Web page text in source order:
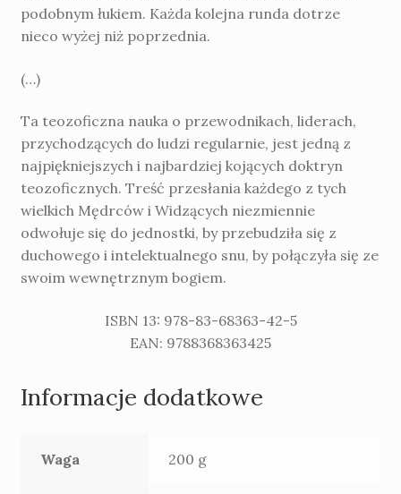
podobnym łukiem. Każda kolejna runda dotrze
nieco wyżej niż poprzednia.
(…)
Ta teozoficzna nauka o przewodnikach, liderach,
przychodzących do ludzi regularnie, jest jedną z
najpiękniejszych i najbardziej kojących doktryn
teozoficznych. Treść przesłania każdego z tych
wielkich Mędrców i Widzących niezmiennie
odwołuje się do jednostki, by przebudziła się z
duchowego i intelektualnego snu, by połączyła się ze
swoim wewnętrznym bogiem.
ISBN 13: 978-83-68363-42-5
EAN: 9788368363425
Informacje dodatkowe
Waga 200 g